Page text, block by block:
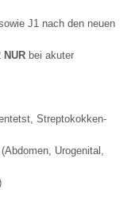
J1 nach den neuen
NURbei akuter
Streptokokken-
Urogenital,